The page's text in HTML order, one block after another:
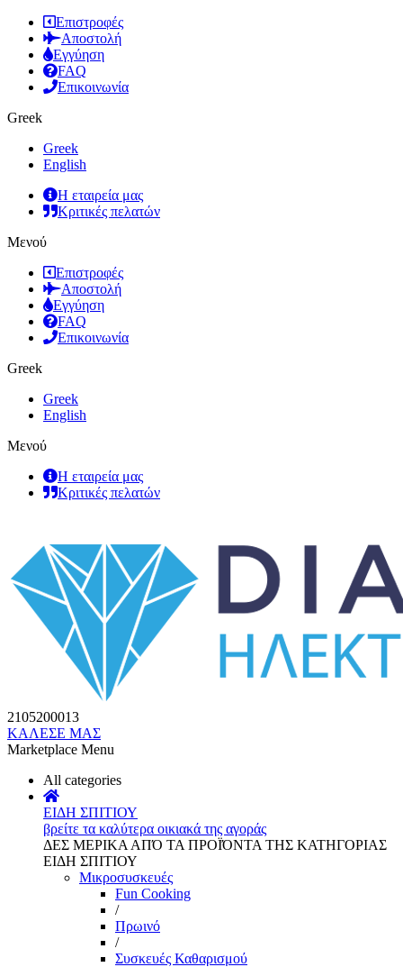
Επιστροφές
Αποστολή
Εγγύηση
FAQ
Επικοινωνία
Greek
Greek
English
Η εταιρεία μας
Κριτικές πελατών
Μενού
Επιστροφές
Αποστολή
Εγγύηση
FAQ
Επικοινωνία
Greek
Greek
English
Μενού
Η εταιρεία μας
Κριτικές πελατών
2105200013
ΚΑΛΕΣΕ ΜΑΣ
Marketplace Menu
All categories
ΕΙΔΗ ΣΠΙΤΙΟΥ
βρείτε τα καλύτερα οικιακά της αγοράς
ΔΕΣ ΜΕΡΙΚΑ ΑΠΌ ΤΑ ΠΡΟΪΌΝΤΑ ΤΗΣ ΚΑΤΗΓΟΡΙΑΣ
ΕΙΔΗ ΣΠΙΤΙΟΥ
Μικροσυσκευές
Fun Cooking
/
Πρωινό
/
Συσκευές Καθαρισμού